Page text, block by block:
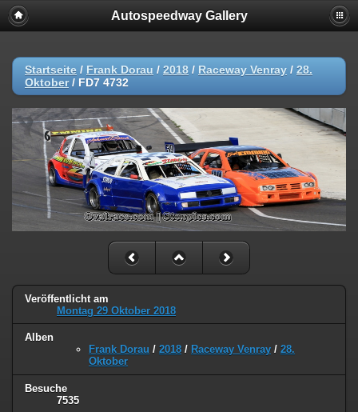
Autospeedway Gallery
Startseite / Frank Dorau / 2018 / Raceway Venray / 28.
Oktober/ FD7 4732
Veröffentlicht am
Montag 29 Oktober 2018
Alben
Frank Dorau / 2018 / Raceway Venray / 28.
Oktober
Besuche
7535